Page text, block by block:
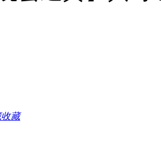
收藏